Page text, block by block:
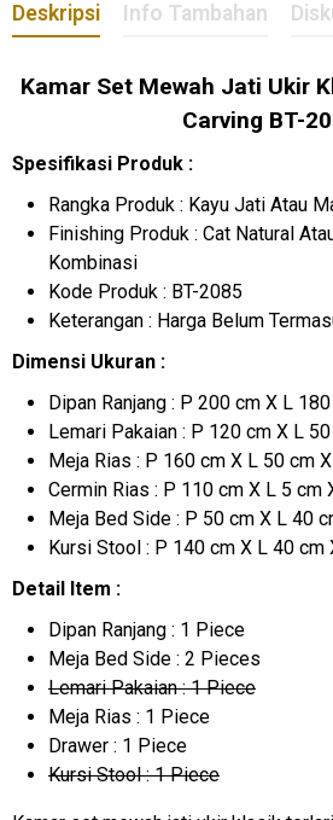
Deskripsi Info Tambahan
Kamar Set Mewah Jati Ukir
Carving BT-
Spesifikasi Produk :
Rangka Produk : Kayu Jati Atau
Finishing Produk : Cat Natural
Kombinasi
Kode Produk : BT-2085
Keterangan : Harga Belum
Dimensi Ukuran :
Dipan Ranjang : P 200 cm X L
Lemari Pakaian : P 120 cm X L
Meja Rias : P 160 cm X L 50 cm
Cermin Rias : P 110 cm X L 5 cm
Meja Bed Side : P 50 cm X L 40
Kursi Stool : P 140 cm X L 40 cm
Detail Item :
Dipan Ranjang : 1 Piece
Meja Bed Side : 2 Pieces
Lemari Pakaian : 1 Piece
Meja Rias : 1 Piece
Drawer : 1 Piece
Kursi Stool : 1 Piece